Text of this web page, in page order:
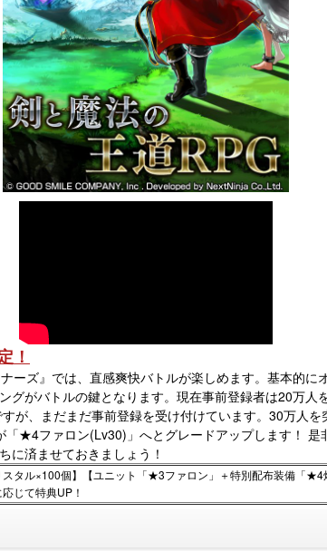
！
ーズ』では、直感爽快バトルが楽しめます。基本的に
グがバトルの鍵となります。現在事前登録者は20万人
が、まだまだ事前登録を受け付けています。30万人を
★4ファロン(Lv30)」へとグレードアップします！ 是
に済ませておきましょう！
スタル×100個】【ユニット「★3ファロン」＋特別配布装備「
じて特典UP！